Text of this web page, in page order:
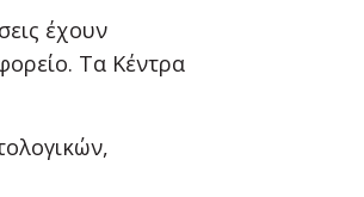
έχουν
Τα Κέντρα